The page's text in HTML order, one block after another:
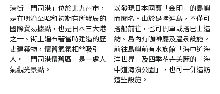
港街「門司港」位於北九州市，
是在明治至昭和初期有所發展的
國際貿易據點，也是日本三大港
之一。街上遍布著當時建造的歷
史建築物，懷舊氣氛相當吸引
人。「門司港懷舊區」是一處人
氣觀光景點。
以發現日本國寶「金印」的島嶼
而聞名。由於是陸連島，不僅可
搭船前往，也可開車或搭巴士造
訪。島內有咖啡廳及溫泉設施。
前往島嶼前有水族館「海中道海
洋世界」及四季花卉美麗的「海
中道海濱公園」，也可一併造訪
這些設施。